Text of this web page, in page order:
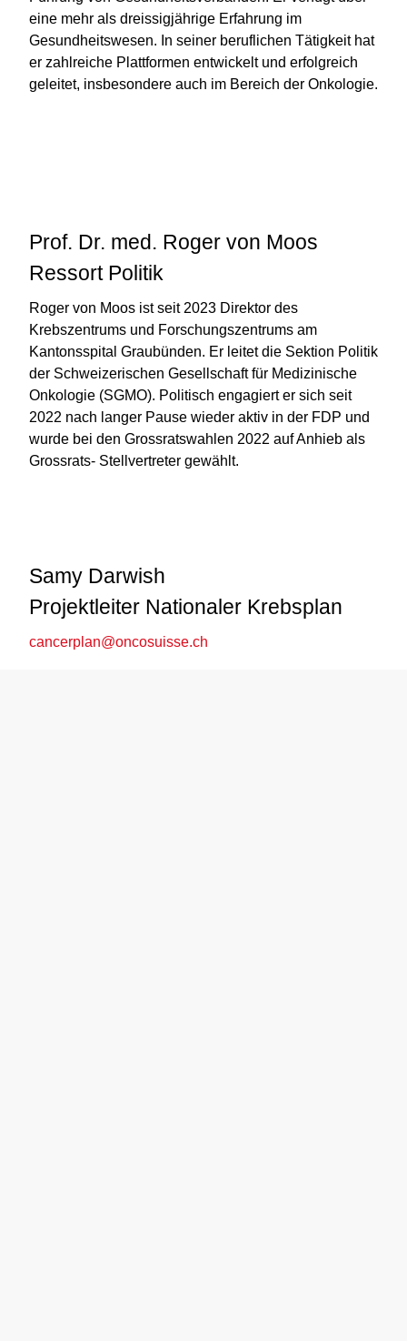
eine mehr als dreissigjährige Erfahrung im
Gesundheitswesen. In seiner beruflichen Tätigkeit hat
er zahlreiche Plattformen entwickelt und erfolgreich
geleitet, insbesondere auch im Bereich der Onkologie.
Prof. Dr. med. Roger von Moos
Ressort Politik
Roger von Moos ist seit 2023 Direktor des
Krebszentrums und Forschungszentrums am
Kantonsspital Graubünden. Er leitet die Sektion Politik
der Schweizerischen Gesellschaft für Medizinische
Onkologie (SGMO). Politisch engagiert er sich seit
2022 nach langer Pause wieder aktiv in der FDP und
wurde bei den Grossratswahlen 2022 auf Anhieb als
Grossrats- Stellvertreter gewählt.
Samy Darwish
Projektleiter Nationaler Krebsplan
cancerplan@oncosuisse.ch